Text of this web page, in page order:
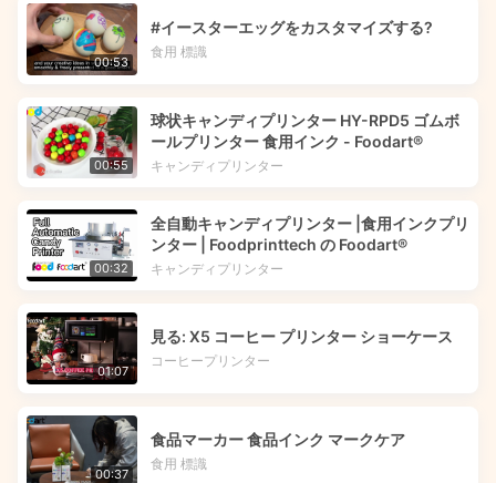
00:53
#イースターエッグをカスタマイズする?
食用 標識
00:55
球状キャンディプリンター HY-RPD5 ゴムボ
ールプリンター 食用インク - Foodart®
キャンディプリンター
00:32
全自動キャンディプリンター |食用インクプリ
ンター | Foodprinttech の Foodart®
キャンディプリンター
01:07
見る: X5 コーヒー プリンター ショーケース
コーヒープリンター
00:37
食品マーカー 食品インク マークケア
食用 標識